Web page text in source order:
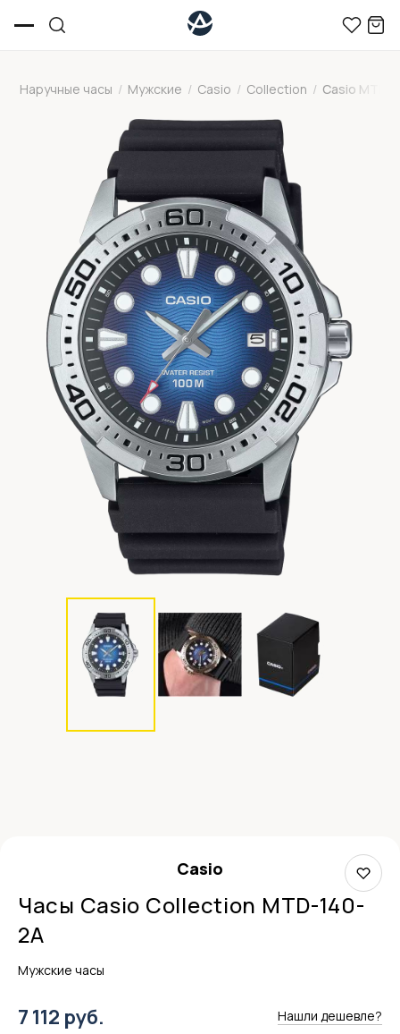
Наручные часы / Мужские / Casio / Collection / Casio MTD-
Casio
Часы Casio Collection MTD-140-
2A
Мужские часы
7 112 руб. Нашли дешевле?